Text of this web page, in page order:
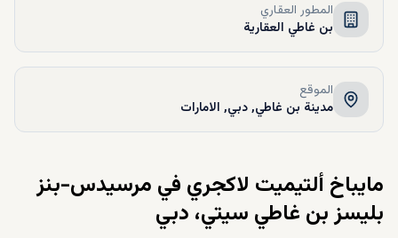
المطور العقاري
بن غاطي العقارية
الموقع
مدينة بن غاطي, دبي, الامارات
مايباخ ألتيميت لاكجري في مرسيدس-بنز
بليسز بن غاطي سيتي، دبي